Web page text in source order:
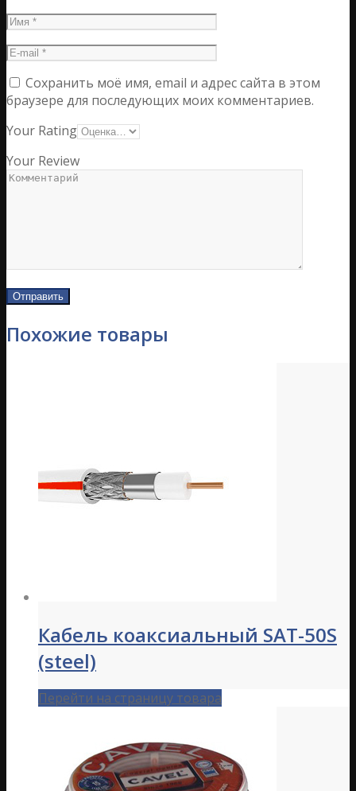
Сохранить моё имя, email и адрес сайта в этом
браузере для последующих моих комментариев.
Your Rating
Your Review
Похожие товары
Кабель коаксиальный SAT-50S
(steel)
Перейти на страницу товара